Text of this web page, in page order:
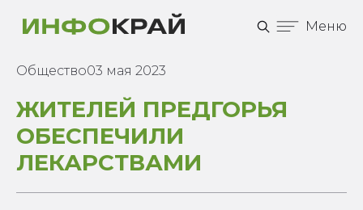
Меню
Общество03 мая 2023
ЖИТЕЛЕЙ ПРЕДГОРЬЯ
ОБЕСПЕЧИЛИ
ЛЕКАРСТВАМИ